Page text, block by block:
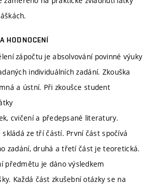
HODNOCENÍ
zápočtu je absolvování povinné výuky
individuálních zadání. Zkouška
a ústní. Při zkoušce student
cvičení a předepsané literatury.
skládá ze tří částí. První část spočívá
zadání, druhá a třetí část je teoretická.
předmětu je dáno výsledkem
Každá část zkušební otázky se na